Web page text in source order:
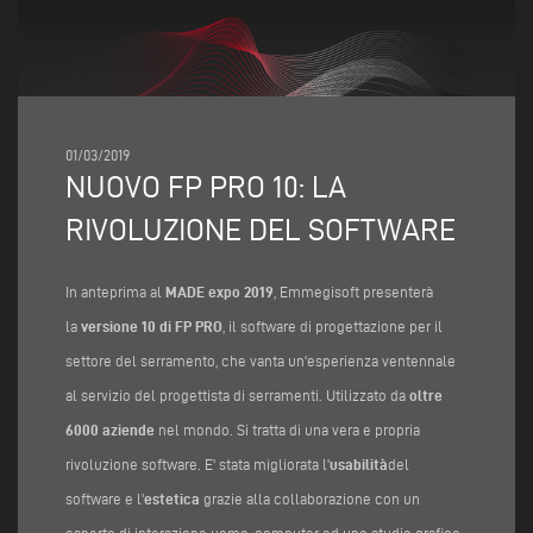
01/03/2019
NUOVO FP PRO 10: LA
RIVOLUZIONE DEL SOFTWARE
In anteprima al MADE expo 2019 , Emmegisoft presenterà
la versione 10 di FP PRO , il software di progettazione per il
settore del serramento, che vanta un'esperienza ventennale
al servizio del progettista di serramenti. Utilizzato da oltre
6000 aziende nel mondo. Si tratta di una vera e propria
rivoluzione software. E' stata migliorata l'usabilitàdel
software e l'estetica grazie alla collaborazione con un